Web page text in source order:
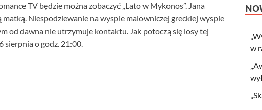
TV będzie można zobaczyć „Lato w Mykonos”. Jana
matką. Niespodziewanie na wyspie malowniczej greckiej wyspie
od dawna nie utrzymuje kontaktu. Jak potoczą się losy tej
sierpnia o godz. 21:00.
w